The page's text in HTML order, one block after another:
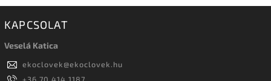
KAPCSOLAT
Veselá Katica
ekoclovek@ekoclovek.hu